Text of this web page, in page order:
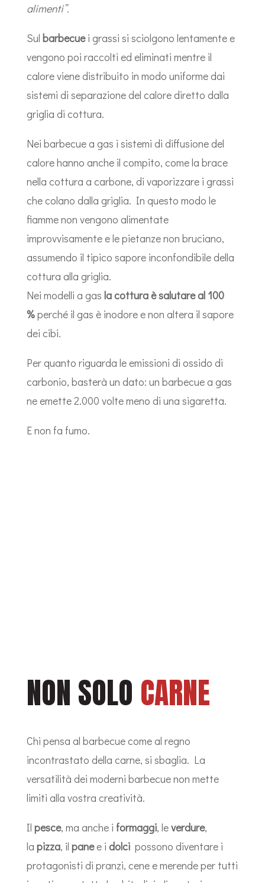
alimenti”.
Sul barbecue i grassi si sciolgono lentamente e
vengono poi raccolti ed eliminati mentre il
calore viene distribuito in modo uniforme dai
sistemi di separazione del calore diretto dalla
griglia di cottura.
Nei barbecue a gas i sistemi di diffusione del
calore hanno anche il compito, come la brace
nella cottura a carbone, di vaporizzare i grassi
che colano dalla griglia. In questo modo le
fiamme non vengono alimentate
improvvisamente e le pietanze non bruciano,
assumendo il tipico sapore inconfondibile della
cottura alla griglia.
Nei modelli a gas la cottura è salutare al 100
%perché il gas è inodore e non altera il sapore
dei cibi.
Per quanto riguarda le emissioni di ossido di
carbonio, basterà un dato: un barbecue a gas
ne emette 2.000 volte meno di una sigaretta.
E non fa fumo.
NON SOLO CARNE
Chi pensa al barbecue come al regno
incontrastato della carne, si sbaglia. La
versatilità dei moderni barbecue non mette
limiti alla vostra creatività.
Il pesce, ma anche i formaggi, leverdure,
la pizza, il panee i dolci possono diventare i
protagonisti di pranzi, cene e merende per tutti